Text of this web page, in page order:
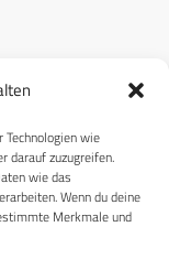
wie
darauf zuzugreifen.
wie das
Wenn du deine
Merkmale und